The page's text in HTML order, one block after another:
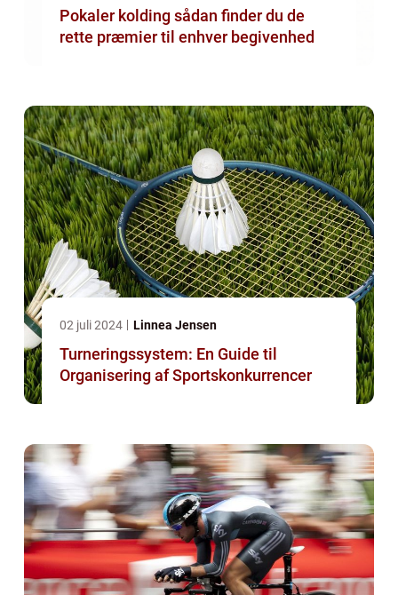
Pokaler kolding sådan finder du de
rette præmier til enhver begivenhed
02 juli 2024 Linnea Jensen
Turneringssystem: En Guide til
Organisering af Sportskonkurrencer